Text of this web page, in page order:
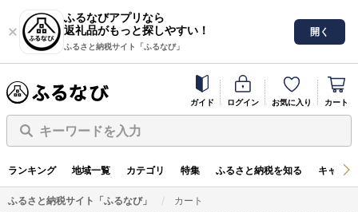
ふるなびアプリなら
返礼品がもっと探しやすい！
ふるさと納税サイト「ふるなび」
開く
ガイド ログイン お気に入り カート
キーワードを入力
ランキング 地域一覧 カテゴリ 特集 ふるさと納税を知る キャン
ふるさと納税サイト「ふるなび」 カート